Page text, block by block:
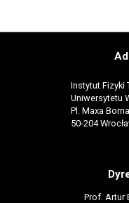
Instytut Fizyki
Uniwersytetu
Pl. Maxa
50-204
Prof. Artur